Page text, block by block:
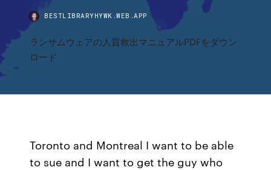
BESTLIBRARYHYWK.WEB.APP
ランサムウェアの人質救出マニュアルPDFをダウン
ロード
Toronto and Montreal I want to be able
to sue and I want to get the guy who